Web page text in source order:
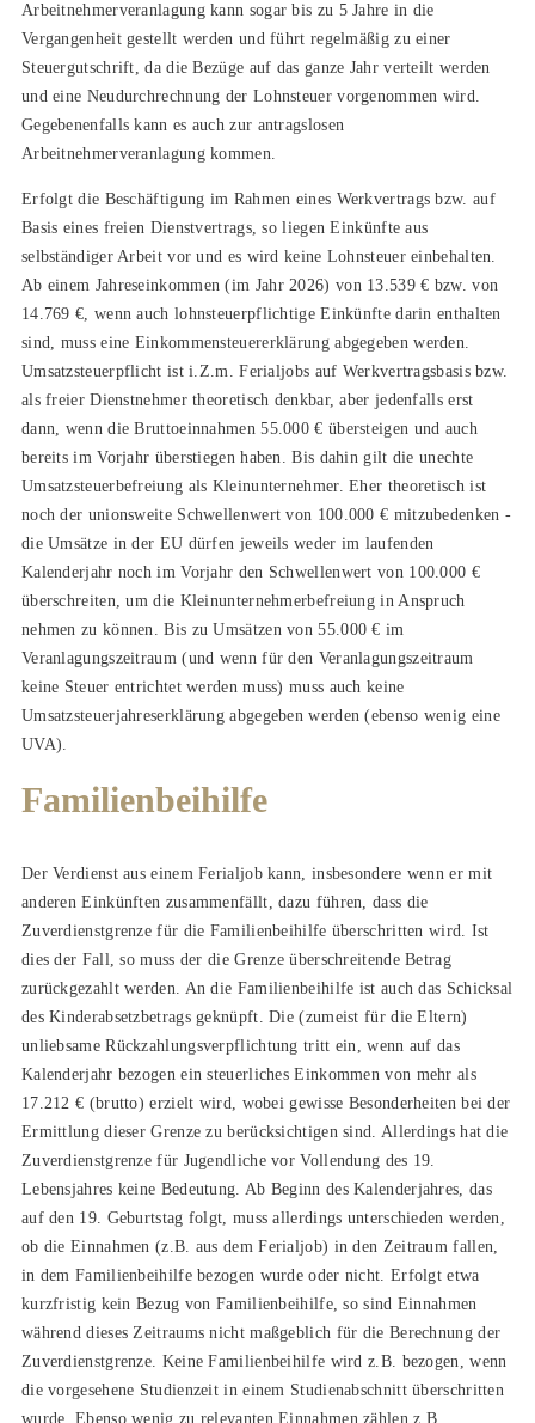
Arbeitnehmerveranlagung kann sogar bis zu 5 Jahre in die
Vergangenheit gestellt werden und führt regelmäßig zu einer
Steuergutschrift, da die Bezüge auf das ganze Jahr verteilt werden
und eine Neudurchrechnung der Lohnsteuer vorgenommen wird.
Gegebenenfalls kann es auch zur antragslosen
Arbeitnehmerveranlagung kommen.
Erfolgt die Beschäftigung im Rahmen eines Werkvertrags bzw. auf
Basis eines freien Dienstvertrags, so liegen Einkünfte aus
selbständiger Arbeit vor und es wird keine Lohnsteuer einbehalten.
Ab einem Jahreseinkommen (im Jahr 2026) von 13.539 € bzw. von
14.769 €, wenn auch lohnsteuerpflichtige Einkünfte darin enthalten
sind, muss eine Einkommensteuererklärung abgegeben werden.
Umsatzsteuerpflicht ist i.Z.m. Ferialjobs auf Werkvertragsbasis bzw.
als freier Dienstnehmer theoretisch denkbar, aber jedenfalls erst
dann, wenn die Bruttoeinnahmen 55.000 € übersteigen und auch
bereits im Vorjahr überstiegen haben. Bis dahin gilt die unechte
Umsatzsteuerbefreiung als Kleinunternehmer. Eher theoretisch ist
noch der unionsweite Schwellenwert von 100.000 € mitzubedenken -
die Umsätze in der EU dürfen jeweils weder im laufenden
Kalenderjahr noch im Vorjahr den Schwellenwert von 100.000 €
überschreiten, um die Kleinunternehmerbefreiung in Anspruch
nehmen zu können. Bis zu Umsätzen von 55.000 € im
Veranlagungszeitraum (und wenn für den Veranlagungszeitraum
keine Steuer entrichtet werden muss) muss auch keine
Umsatzsteuerjahreserklärung abgegeben werden (ebenso wenig eine
UVA).
Familienbeihilfe
Der Verdienst aus einem Ferialjob kann, insbesondere wenn er mit
anderen Einkünften zusammenfällt, dazu führen, dass die
Zuverdienstgrenze für die Familienbeihilfe überschritten wird. Ist
dies der Fall, so muss der die Grenze überschreitende Betrag
zurückgezahlt werden. An die Familienbeihilfe ist auch das Schicksal
des Kinderabsetzbetrags geknüpft. Die (zumeist für die Eltern)
unliebsame Rückzahlungsverpflichtung tritt ein, wenn auf das
Kalenderjahr bezogen ein steuerliches Einkommen von mehr als
17.212 € (brutto) erzielt wird, wobei gewisse Besonderheiten bei der
Ermittlung dieser Grenze zu berücksichtigen sind. Allerdings hat die
Zuverdienstgrenze für Jugendliche vor Vollendung des 19.
Lebensjahres keine Bedeutung. Ab Beginn des Kalenderjahres, das
auf den 19. Geburtstag folgt, muss allerdings unterschieden werden,
ob die Einnahmen (z.B. aus dem Ferialjob) in den Zeitraum fallen,
in dem Familienbeihilfe bezogen wurde oder nicht. Erfolgt etwa
kurzfristig kein Bezug von Familienbeihilfe, so sind Einnahmen
während dieses Zeitraums nicht maßgeblich für die Berechnung der
Zuverdienstgrenze. Keine Familienbeihilfe wird z.B. bezogen, wenn
die vorgesehene Studienzeit in einem Studienabschnitt überschritten
wurde. Ebenso wenig zu relevanten Einnahmen zählen z.B.